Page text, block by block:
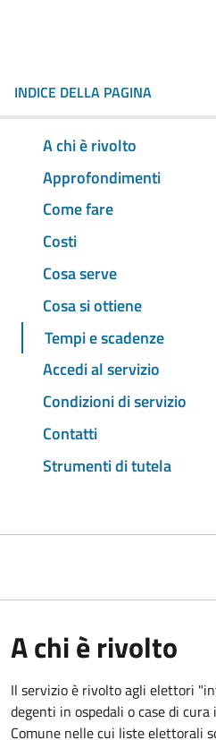
INDICE DELLA PAGINA
A chi è rivolto
Approfondimenti
Come fare
Costi
Cosa serve
Cosa si ottiene
Tempi e scadenze
Accedi al servizio
Condizioni di servizio
Contatti
Strumenti di tutela
A chi è rivolto
Il servizio è rivolto agli elettori
degenti in ospedali o case di
Comune nelle cui liste elettorali